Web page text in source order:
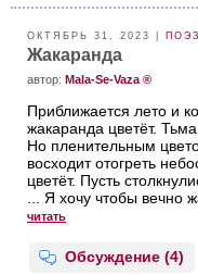
ОКТЯБРЬ 31, 2023 |
Жакаранда
aвтор: Mala-Se-Vaza ®
Приближается лето и
жакаранда цветёт.
Но пленительным
восходит отогреть
цветёт. Пусть
... Я хочу чтобы вечно
читать
Обсуждение (4)